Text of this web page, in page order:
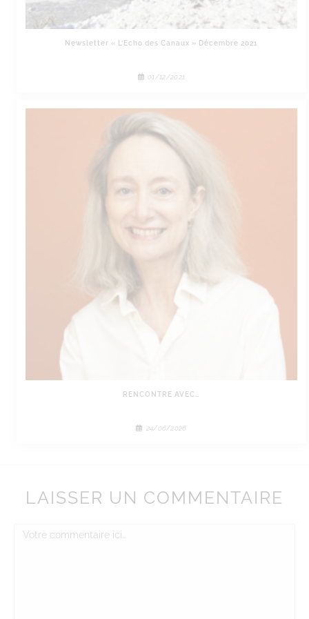
Newsletter « L’Echo des Canaux » Décembre 2021
01/12/2021
RENCONTRE AVEC…
24/06/2026
LAISSER UN COMMENTAIRE